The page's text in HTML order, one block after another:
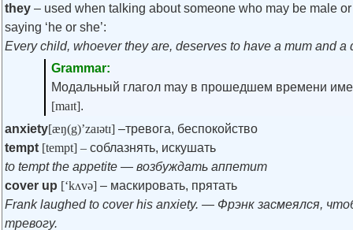
they – used when talking about someone who may be male
saying ‘he or she’:
Every child, whoever they are, deserves to have a mum and a
Grammar:
Модальный глагол may в прошедшем времени
[maɪt].
anxiety[æŋ(g)’zaɪətɪ] –тревога, беспокойство
tempt [tempt] – соблазнять, искушать
to tempt the appetite — возбуждать аппетит
cover up [‘kʌvə] – маскировать, прятать
Frank laughed to cover his anxiety. — Фрэнк засмеялся,
тревогу.